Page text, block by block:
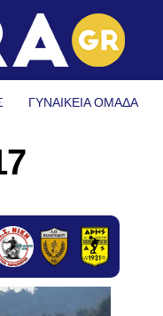
ΓΥΝΑΙΚΕΊΑ ΟΜΆΔΑ